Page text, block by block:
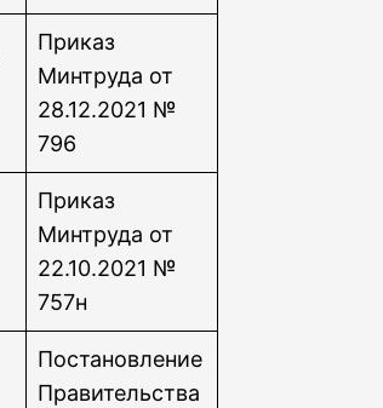
Приказ
Минтруда от
28.12.2021 №
796
Приказ
Минтруда от
22.10.2021 №
757н
Постановление
Правительства